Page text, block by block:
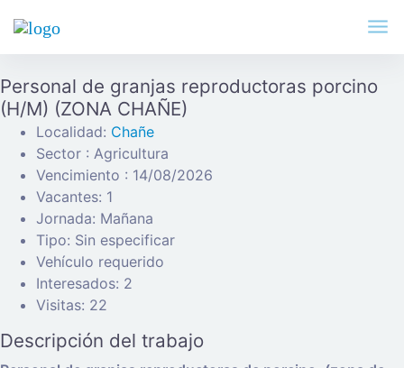
Personal de granjas reproductoras porcino
(H/M) (ZONA CHAÑE)
Localidad: Chañe
Sector : Agricultura
Vencimiento : 14/08/2026
Vacantes: 1
Jornada: Mañana
Tipo: Sin especificar
Vehículo requerido
Interesados: 2
Visitas: 22
Descripción del trabajo